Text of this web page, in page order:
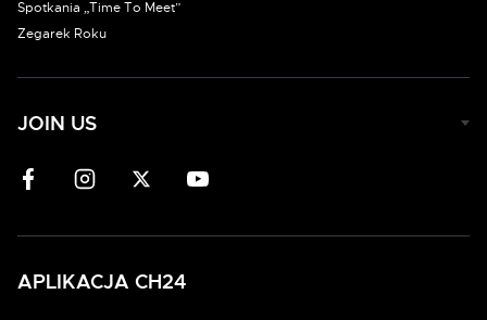
Spotkania „Time To Meet”
Zegarek Roku
JOIN US
APLIKACJA CH24